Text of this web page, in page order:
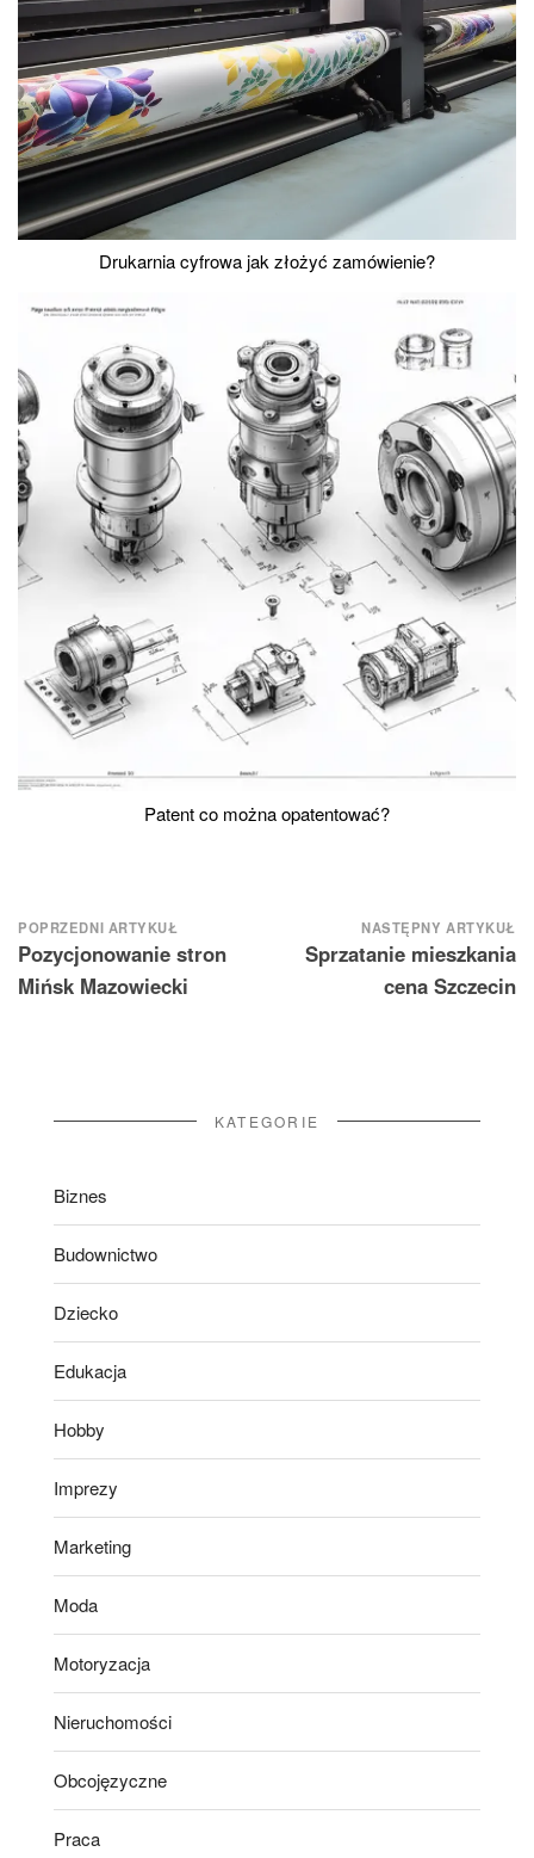
Drukarnia cyfrowa jak złożyć zamówienie?
Patent co można opatentować?
Nawigacja
wpisu
POPRZEDNI ARTYKUŁ
Pozycjonowanie stron
Mińsk Mazowiecki
NASTĘPNY ARTYKUŁ
Sprzatanie mieszkania
cena Szczecin
KATEGORIE
Biznes
Budownictwo
Dziecko
Edukacja
Hobby
Imprezy
Marketing
Moda
Motoryzacja
Nieruchomości
Obcojęzyczne
Praca